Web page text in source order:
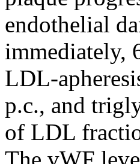
endothelial
immediately,
LDL-
p.c., and
of LDL